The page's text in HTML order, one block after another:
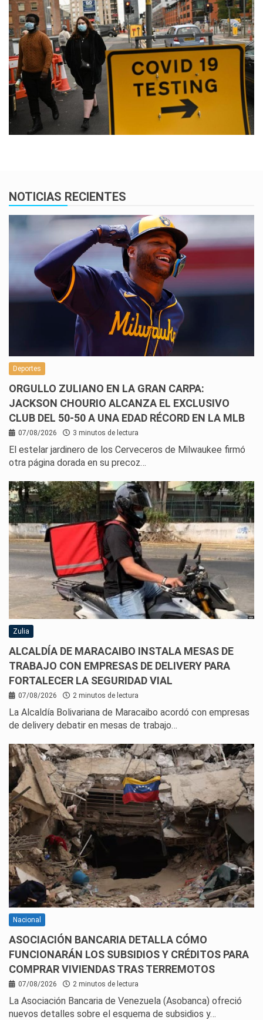
NOTICIAS RECIENTES
Deportes
ORGULLO ZULIANO EN LA GRAN CARPA:
JACKSON CHOURIO ALCANZA EL EXCLUSIVO
CLUB DEL 50-50 A UNA EDAD RÉCORD EN LA MLB
07/08/2026 3 minutos de lectura
El estelar jardinero de los Cerveceros de Milwaukee firmó
otra página dorada en su precoz…
Zulia
ALCALDÍA DE MARACAIBO INSTALA MESAS DE
TRABAJO CON EMPRESAS DE DELIVERY PARA
FORTALECER LA SEGURIDAD VIAL
07/08/2026 2 minutos de lectura
La Alcaldía Bolivariana de Maracaibo acordó con empresas
de delivery debatir en mesas de trabajo…
Nacional
ASOCIACIÓN BANCARIA DETALLA CÓMO
FUNCIONARÁN LOS SUBSIDIOS Y CRÉDITOS PARA
COMPRAR VIVIENDAS TRAS TERREMOTOS
07/08/2026 2 minutos de lectura
La Asociación Bancaria de Venezuela (Asobanca) ofreció
nuevos detalles sobre el esquema de subsidios y…